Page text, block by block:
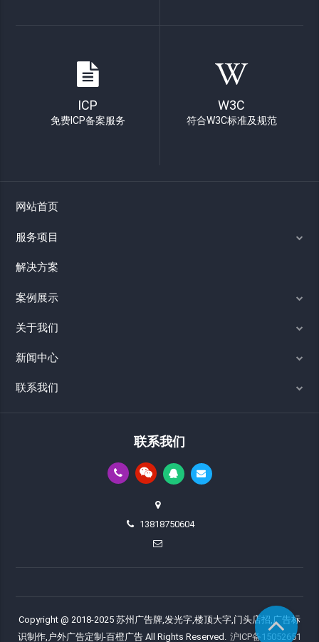
ICP
免费ICP备案服务
W3C
符合W3C标准及规范
网站首页
服务项目
解决方案
案例展示
关于我们
新闻中心
联系我们
联系我们
13818750604
Copyright @ 2018-2025 苏州广告牌,发光字,楼顶大字,门头店招,广告标
识制作,户外广告定制-百橙广告 All Rights Reserved.
沪ICP备15052651